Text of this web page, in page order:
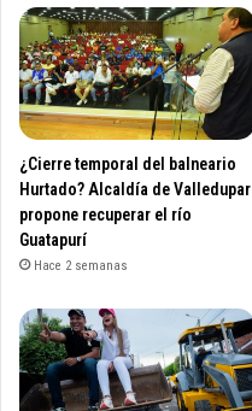
¿Cierre temporal del balneario
Hurtado? Alcaldía de Valledupar
propone recuperar el río
Guatapurí
Hace 2 semanas